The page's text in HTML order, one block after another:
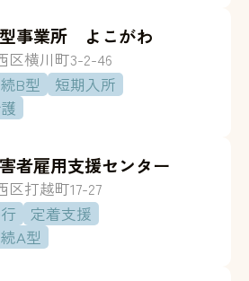
事業所 よこがわ
区横川町3-2-46
B型
短期入所
者雇用支援センター
区打越町17-27
定着支援
A型